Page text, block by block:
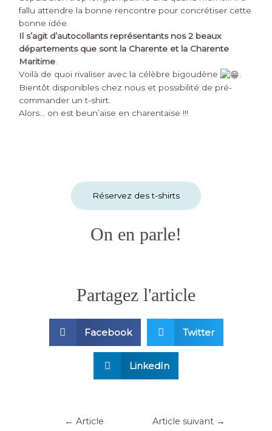
fallu attendre la bonne rencontre pour concrétiser cette
bonne idée.
Il s’agit d’autocollants représentants nos 2 beaux
départements que sont la Charente et la Charente
Maritime.
Voilà de quoi rivaliser avec la célèbre bigoudène
.
Bientôt disponibles chez nous et possibilité de pré-
commander un t-shirt.
Alors… on est beun’aise en charentaise !!!
Réservez des t-shirts
On en parle!
Partagez l'article
Facebook Twitter
LinkedIn
← Article
Article suivant →